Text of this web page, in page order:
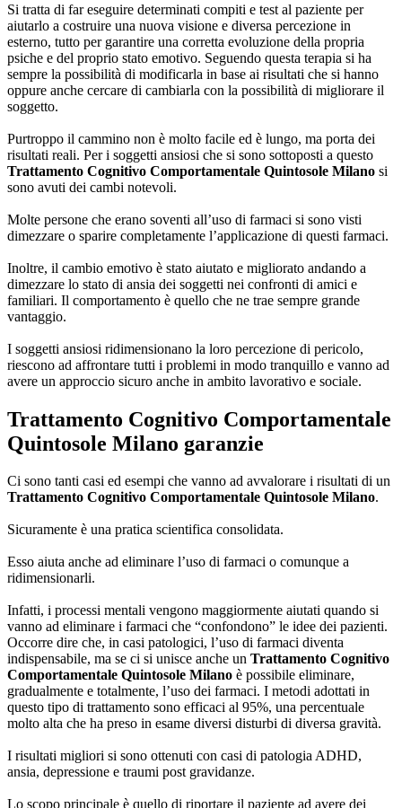
Si tratta di far eseguire determinati compiti e test al paziente per
aiutarlo a costruire una nuova visione e diversa percezione in
esterno, tutto per garantire una corretta evoluzione della propria
psiche e del proprio stato emotivo. Seguendo questa terapia si ha
sempre la possibilità di modificarla in base ai risultati che si hanno
oppure anche cercare di cambiarla con la possibilità di migliorare il
soggetto.
Purtroppo il cammino non è molto facile ed è lungo, ma porta dei
risultati reali. Per i soggetti ansiosi che si sono sottoposti a questo
Trattamento Cognitivo Comportamentale Quintosole Milano si
sono avuti dei cambi notevoli.
Molte persone che erano soventi all’uso di farmaci si sono visti
dimezzare o sparire completamente l’applicazione di questi farmaci.
Inoltre, il cambio emotivo è stato aiutato e migliorato andando a
dimezzare lo stato di ansia dei soggetti nei confronti di amici e
familiari. Il comportamento è quello che ne trae sempre grande
vantaggio.
I soggetti ansiosi ridimensionano la loro percezione di pericolo,
riescono ad affrontare tutti i problemi in modo tranquillo e vanno ad
avere un approccio sicuro anche in ambito lavorativo e sociale.
Trattamento Cognitivo Comportamentale
Quintosole Milano garanzie
Ci sono tanti casi ed esempi che vanno ad avvalorare i risultati di un
Trattamento Cognitivo Comportamentale Quintosole Milano.
Sicuramente è una pratica scientifica consolidata.
Esso aiuta anche ad eliminare l’uso di farmaci o comunque a
ridimensionarli.
Infatti, i processi mentali vengono maggiormente aiutati quando si
vanno ad eliminare i farmaci che “confondono” le idee dei pazienti.
Occorre dire che, in casi patologici, l’uso di farmaci diventa
indispensabile, ma se ci si unisce anche un Trattamento Cognitivo
Comportamentale Quintosole Milano è possibile eliminare,
gradualmente e totalmente, l’uso dei farmaci. I metodi adottati in
questo tipo di trattamento sono efficaci al 95%, una percentuale
molto alta che ha preso in esame diversi disturbi di diversa gravità.
I risultati migliori si sono ottenuti con casi di patologia ADHD,
ansia, depressione e traumi post gravidanze.
Lo scopo principale è quello di riportare il paziente ad avere dei